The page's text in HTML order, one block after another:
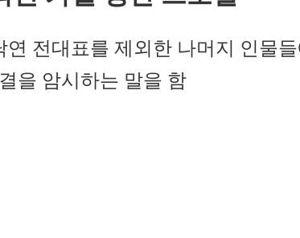
전대표를 제외한 나머지 인물
을 암시하는 말을 함